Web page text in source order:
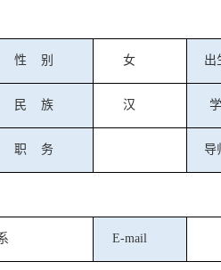
性 别 女 出
民 族 汉 学
职 务 导
E-mail